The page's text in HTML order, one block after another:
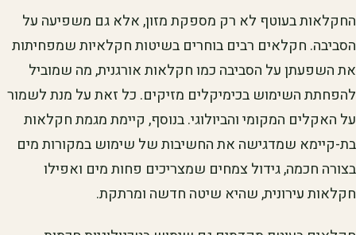
החקלאות בעוטף לא רק מספקת מזון, אלא גם משפיעה על
הסביבה. חקלאים רבים בוחרים בשיטות חקלאיות שמפחיתות
את השפעתן על הסביבה כמו חקלאות אורגנית, מה שמוביל
להפחתת השימוש בכימיקלים מזיקים. כל זאת על מנת לשמור
על האקלים המקומי והביולוגי. בנוסף, קיימת מגמת חקלאות
בת-קיימא שמדגישה את החשיבות של שימוש במקורות מים
בצורה חכמה, גידול צמחים שמצריכים פחות מים ואפילו
חקלאות עירונית, שהיא שיטה חדשה ומרתקת.